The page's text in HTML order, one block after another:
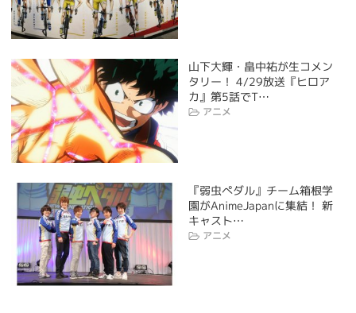
山下大輝・畠中祐が生コメン
タリー！ 4/29放送『ヒロア
カ』第5話でT…
アニメ
『弱虫ぺダル』チーム箱根学
園がAnimeJapanに集結！ 新
キャスト…
アニメ